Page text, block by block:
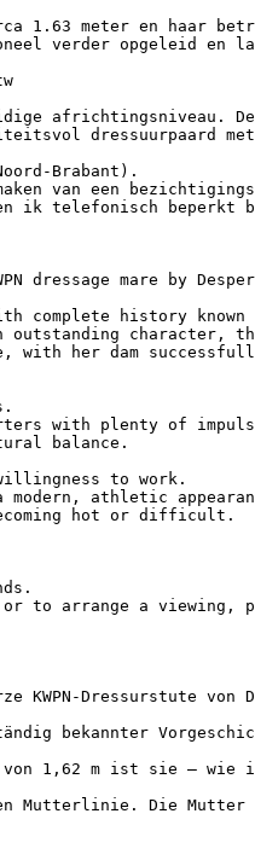
1.63 meter en haar
verder opgeleid
africhtingsniveau.
dressuurpaard
Brabant).
van een
ben ik telefonisch
dressage mare by
complete history
outstanding
with her dam
with plenty of
balance.
to work.
athletic
hot or difficult.
to arrange a viewing,
KWPN-Dressurstute von
bekannter
von 1,62 m ist sie – wie
Mutterlinie. Die